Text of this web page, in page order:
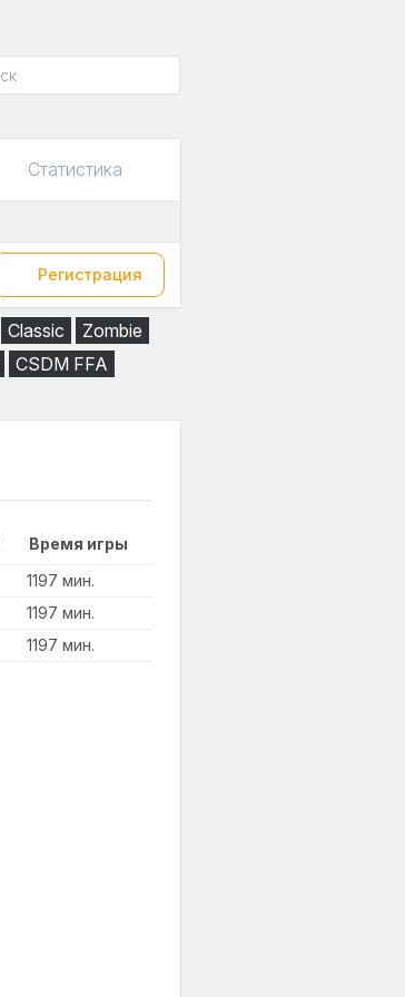
Статистика
Регистрация
Classic
Zombie
CSDM FFA
Время игры
1197 мин.
1197 мин.
1197 мин.